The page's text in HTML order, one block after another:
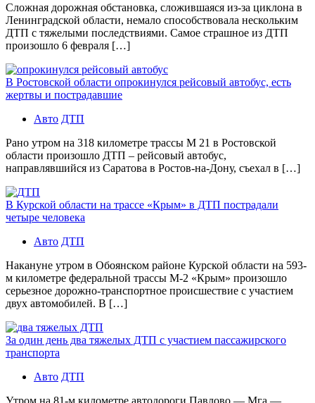
Сложная дорожная обстановка, сложившаяся из-за циклона в
Ленинградской области, немало способствовала нескольким
ДТП с тяжелыми последствиями. Самое страшное из ДТП
произошло 6 февраля […]
В Ростовской области опрокинулся рейсовый автобус, есть
жертвы и пострадавшие
Авто ДТП
Рано утром на 318 километре трассы М 21 в Ростовской
области произошло ДТП – рейсовый автобус,
направлявшийся из Саратова в Ростов-на-Дону, съехал в […]
В Курской области на трассе «Крым» в ДТП пострадали
четыре человека
Авто ДТП
Накануне утром в Обоянском районе Курской области на 593-
м километре федеральной трассы М-2 «Крым» произошло
серьезное дорожно-транспортное происшествие с участием
двух автомобилей. В […]
За один день два тяжелых ДТП с участием пассажирского
транспорта
Авто ДТП
Утром на 81-м километре автодороги Павлово — Мга —